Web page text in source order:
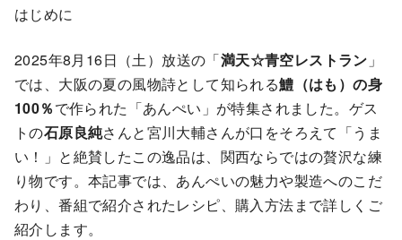
はじめに
2025年8月16日（土）放送の「満天☆青空レストラン 」
では、大阪の夏の風物詩として知られる鱧（はも）の身
100％で作られた「あんぺい」が特集されました。ゲス
トの石原良純さんと宮川大輔さんが口をそろえて「うま
い！」と絶賛したこの逸品は、関西ならではの贅沢な練
り物です。本記事では、あんぺいの魅力や製造へのこだ
わり、番組で紹介されたレシピ、購入方法まで詳しくご
紹介します。